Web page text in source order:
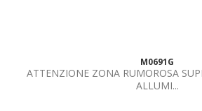
M0691G
ATTENZIONE ZONA RUMOROSA
ALLUMI...